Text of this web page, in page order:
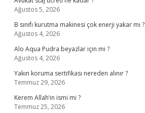
Ağustos 5, 2026
B sınıfı kurutma makinesi çok enerji yakar mı ?
Ağustos 4, 2026
Alo Aqua Pudra beyazlar için mi ?
Ağustos 4, 2026
Yakın koruma sertifikası nereden alınır ?
Temmuz 29, 2026
Kerem Allah’ın ismi mi ?
Temmuz 25, 2026